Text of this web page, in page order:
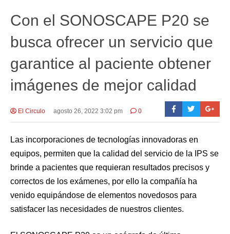
Con el SONOSCAPE P20 se
busca ofrecer un servicio que
garantice al paciente obtener
imágenes de mejor calidad
El Circulo agosto 26, 2022 3:02 pm 0
Las incorporaciones de tecnologías innovadoras en
equipos, permiten que la calidad del servicio de la IPS se
brinde a pacientes que requieran resultados precisos y
correctos de los exámenes, por ello la compañía ha
venido equipándose de elementos novedosos para
satisfacer las necesidades de nuestros clientes.